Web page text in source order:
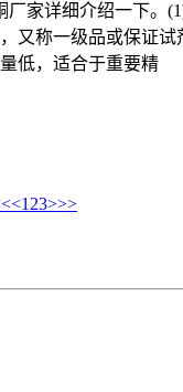
家详细介绍一下。
，又称一级品或保证
低，适合于重要精
<1 23>>>